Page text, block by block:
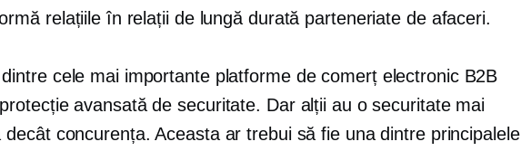
relațiile în relații de lungă durată parteneriate de afaceri.
cele mai importante platforme de comerț electronic B2B
avansată de securitate. Dar alții au o securitate mai
decât concurența. Aceasta ar trebui să fie una dintre principalele